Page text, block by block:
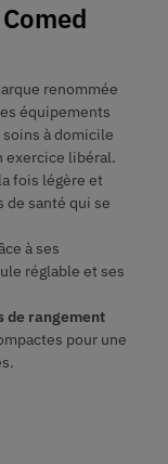
Comed
renommée
équipements
à domicile
exercice libéral.
fois légère et
santé qui se
à ses
réglable et ses
de rangement
pour une